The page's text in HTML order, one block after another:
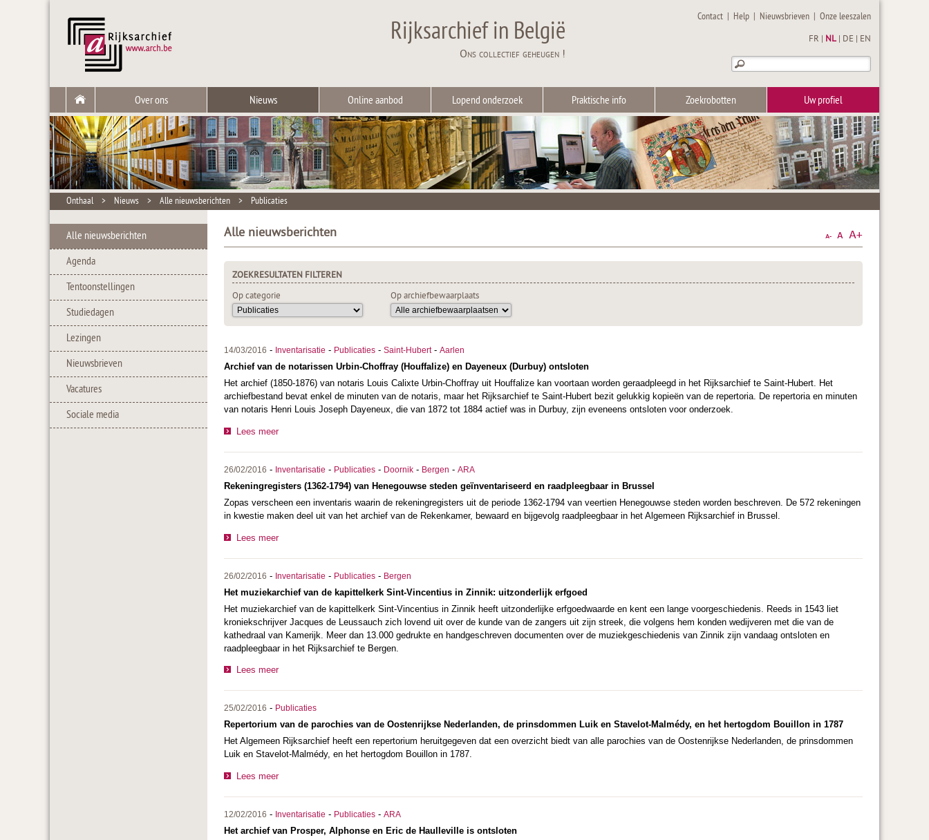
Rijksarchief in België
Ons collectief geheugen !
Contact | Help | Nieuwsbrieven |Onze leeszalen
FR NL DE EN
Over ons Nieuws Online aanbod Lopend onderzoek Praktische info Zoekrobotten Uw profiel
Onthaal > Nieuws > Alle nieuwsberichten > Publicaties
Alle nieuwsberichten
Agenda
Tentoonstellingen
Studiedagen
Lezingen
Nieuwsbrieven
Vacatures
Sociale media
Alle nieuwsberichten
ZOEKRESULTATEN FILTEREN
Op categorie
Op archiefbewaarplaats
14/03/2016 - Inventarisatie - Publicaties - Saint-Hubert- Aarlen
Archief van de notarissen Urbin-Choffray (Houffalize) en Dayeneux (Durbuy) ontsloten
Het archief (1850-1876) van notaris Louis Calixte Urbin-Choffray uit Houffalize kan voortaan worden geraadpleegd in het Rijksarchief te Saint-Hubert. Het
archiefbestand bevat enkel de minuten van de notaris, maar het Rijksarchief te Saint-Hubert bezit gelukkig kopieën van de repertoria. De repertoria en minuten
van notaris Henri Louis Joseph Dayeneux, die van 1872 tot 1884 actief was in Durbuy, zijn eveneens ontsloten voor onderzoek.
Lees meer
26/02/2016 - Inventarisatie - Publicaties - Doornik - Bergen - ARA
Rekeningregisters (1362-1794) van Henegouwse steden geïnventariseerd en raadpleegbaar in Brussel
Zopas verscheen een inventaris waarin de rekeningregisters uit de periode 1362-1794 van veertien Henegouwse steden worden beschreven. De 572 rekeningen
in kwestie maken deel uit van het archief van de Rekenkamer, bewaard en bijgevolg raadpleegbaar in het Algemeen Rijksarchief in Brussel.
Lees meer
26/02/2016 - Inventarisatie - Publicaties - Bergen
Het muziekarchief van de kapittelkerk Sint-Vincentius in Zinnik: uitzonderlijk erfgoed
Het muziekarchief van de kapittelkerk Sint-Vincentius in Zinnik heeft uitzonderlijke erfgoedwaarde en kent een lange voorgeschiedenis. Reeds in 1543 liet
kroniekschrijver Jacques de Leussauch zich lovend uit over de kunde van de zangers uit zijn streek, die volgens hem konden wedijveren met die van de
kathedraal van Kamerijk. Meer dan 13.000 gedrukte en handgeschreven documenten over de muziekgeschiedenis van Zinnik zijn vandaag ontsloten en
raadpleegbaar in het Rijksarchief te Bergen.
Lees meer
25/02/2016 - Publicaties
Repertorium van de parochies van de Oostenrijkse Nederlanden, de prinsdommen Luik en Stavelot-Malmédy, en het hertogdom Bouillon in 1787
Het Algemeen Rijksarchief heeft een repertorium heruitgegeven dat een overzicht biedt van alle parochies van de Oostenrijkse Nederlanden, de prinsdommen
Luik en Stavelot-Malmédy, en het hertogdom Bouillon in 1787.
Lees meer
12/02/2016 - Inventarisatie - Publicaties - ARA
Het archief van Prosper, Alphonse en Eric de Haulleville is ontsloten